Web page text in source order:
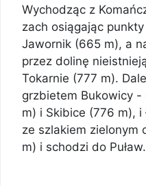
Wychodząc z
zach osiągając
Jawornik (665 m), a
przez dolinę
Tokarnie (777 m).
grzbietem Bukowicy -
m) i Skibice (776 m), i
ze szlakiem zielonym
m) i schodzi do Puław.